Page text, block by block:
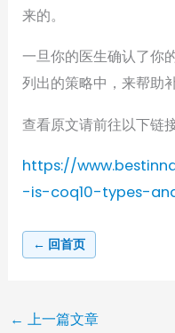
来的。
一旦你的医生确认了你
列出的策略中，来帮助
查看原文请前往以下链接
https://
-is-coq10-types-
← 回首页
← 上一篇文章